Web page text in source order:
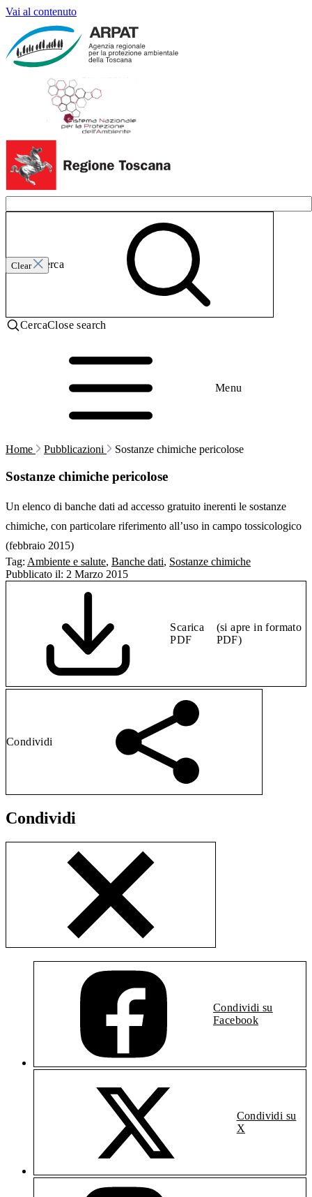
Vai al contenuto
Clear
Invia ricerca
CercaClose search
Menu
Home Pubblicazioni Sostanze chimiche pericolose
Sostanze chimiche pericolose
Un elenco di banche dati ad accesso gratuito inerenti le sostanze
chimiche, con particolare riferimento all’uso in campo tossicologico
(febbraio 2015)
Tag: Ambiente e salute, Banche dati, Sostanze chimiche
Pubblicato il: 2 Marzo 2015
Scarica
PDF
(si apre in formato
PDF)
Condividi
Condividi
Condividi su
Facebook
Condividi su
X